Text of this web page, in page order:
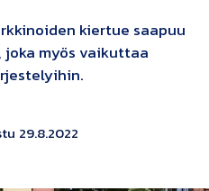
kiertue saapuu
joka myös vaikuttaa
29.8.2022